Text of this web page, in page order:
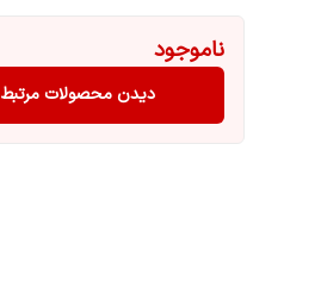
ناموجود
دیدن محصولات مرتبط